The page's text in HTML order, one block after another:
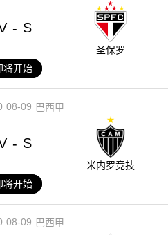
- S
圣保罗
将开始
08-09 巴西甲
- S
米内罗竞技
将开始
08-09 巴西甲